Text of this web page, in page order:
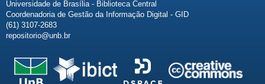
Universidade de Brasília - Biblioteca Central
Coordenadoria de Gestão da Informação Digital - GID
(61) 3107-2683
repositorio@unb.br